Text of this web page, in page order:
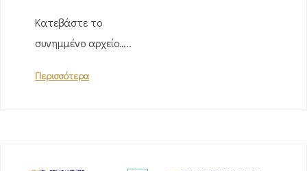
Κατεβάστε το
συνημμένο αρχείο…..
Περισσότερα